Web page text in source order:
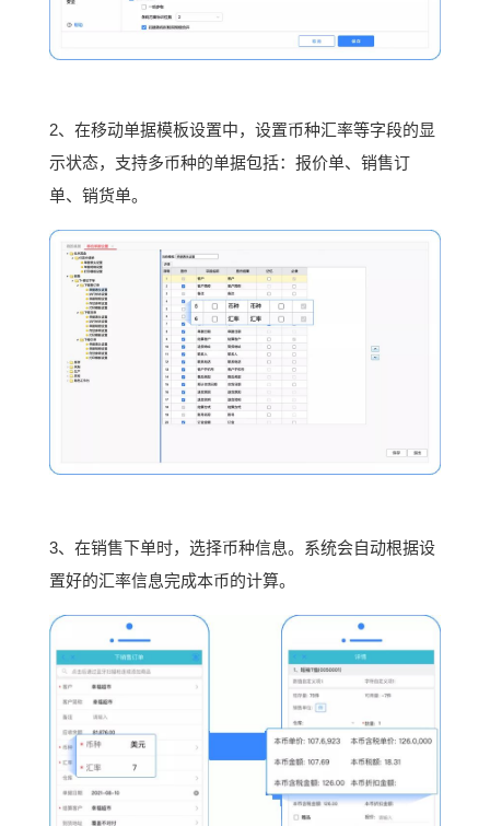
2、在移动单据模板设置中，设置币种汇率等字段的显
示状态，支持多币种的单据包括：报价单、销售订
单、销货单。
3、在销售下单时，选择币种信息。系统会自动根据设
置好的汇率信息完成本币的计算。